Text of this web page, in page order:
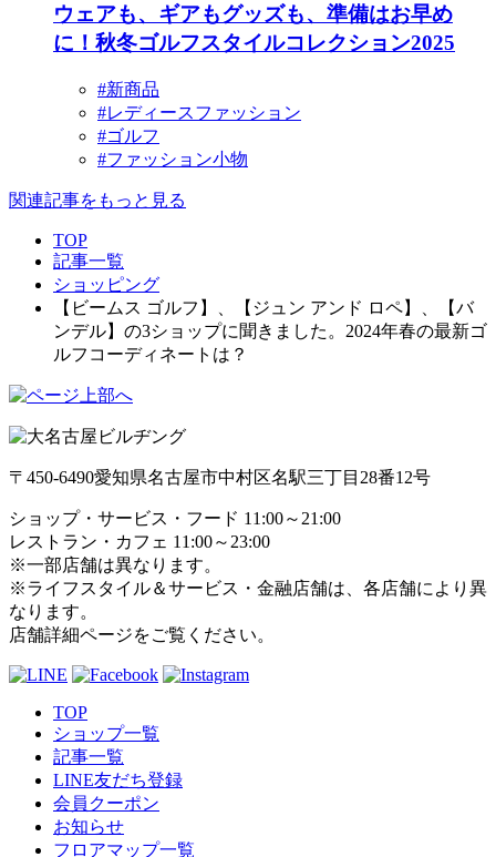
ウェアも、ギアもグッズも、準備はお早め
に！秋冬ゴルフスタイルコレクション2025
#新商品
#レディースファッション
#ゴルフ
#ファッション小物
関連記事をもっと見る
TOP
記事一覧
ショッピング
【ビームス ゴルフ】、【ジュン アンド ロペ】、【バ
ンデル】の3ショップに聞きました。2024年春の最新ゴ
ルフコーディネートは？
〒450-6490愛知県名古屋市中村区名駅三丁目28番12号
ショップ・サービス・フード 11:00～21:00
レストラン・カフェ 11:00～23:00
※一部店舗は異なります。
※ライフスタイル＆サービス・金融店舗は、各店舗により異
なります。
店舗詳細ページをご覧ください。
TOP
ショップ一覧
記事一覧
LINE友だち登録
会員クーポン
お知らせ
フロアマップ一覧